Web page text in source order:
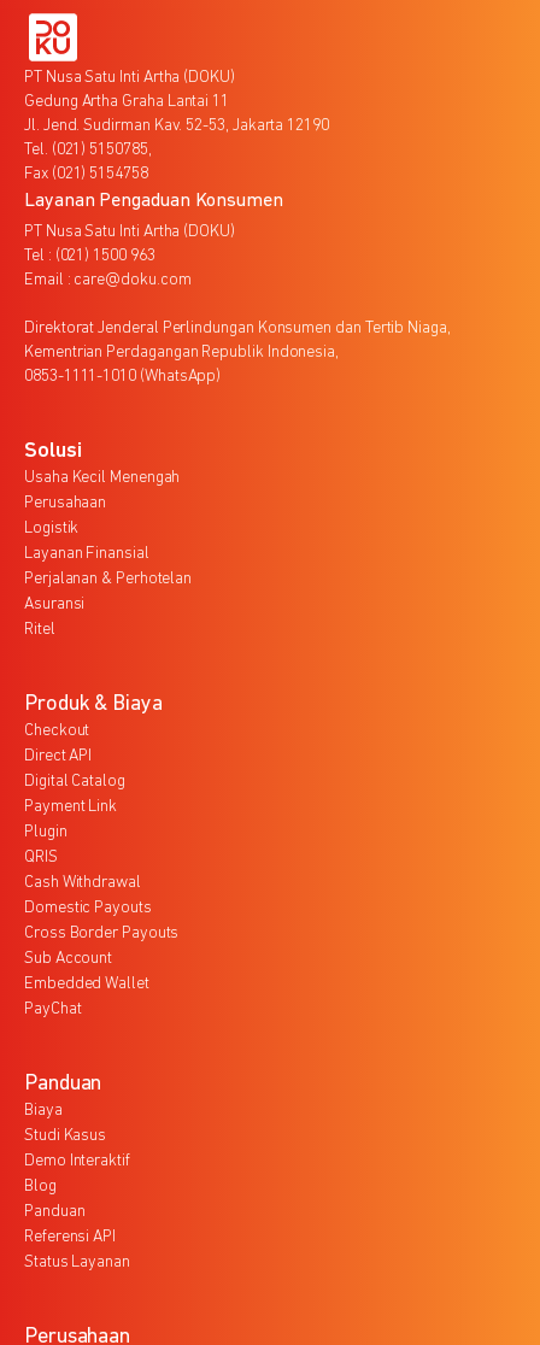
PT Nusa Satu Inti Artha (DOKU)
Gedung Artha Graha Lantai 11
Jl. Jend. Sudirman Kav. 52-53, Jakarta 12190
Tel. (021) 5150785,
Fax (021) 5154758
Layanan Pengaduan Konsumen
PT Nusa Satu Inti Artha (DOKU)
Tel : (021) 1500 963
Email : care@doku.com
Direktorat Jenderal Perlindungan Konsumen dan Tertib Niaga,
Kementrian Perdagangan Republik Indonesia,
0853-1111-1010 (WhatsApp)
Solusi
Usaha Kecil Menengah
Perusahaan
Logistik
Layanan Finansial
Perjalanan & Perhotelan
Asuransi
Ritel
Produk & Biaya
Checkout
Direct API
Digital Catalog
Payment Link
Plugin
QRIS
Cash Withdrawal
Domestic Payouts
Cross Border Payouts
Sub Account
Embedded Wallet
PayChat
Panduan
Biaya
Studi Kasus
Demo Interaktif
Blog
Panduan
Referensi API
Status Layanan
Perusahaan